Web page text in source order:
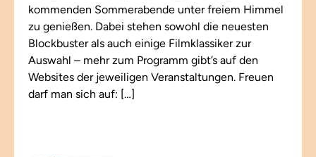
kommenden Sommerabende unter freiem Himmel
zu genießen. Dabei stehen sowohl die neuesten
Blockbuster als auch einige Filmklassiker zur
Auswahl – mehr zum Programm gibt’s auf den
Websites der jeweiligen Veranstaltungen. Freuen
darf man sich auf: […]